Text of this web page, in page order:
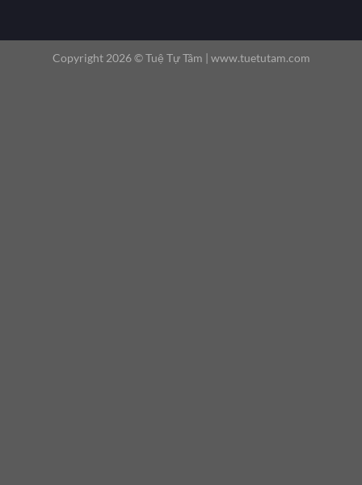
Copyright 2026 ©Tuệ Tự Tâm | www.tuetutam.com